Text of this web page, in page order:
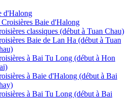
d'Halong
Croisières Baie d'Halong
classiques (début à Tuan Chau)
Baie de Lan Ha (début à Tuan
à Bai Tu Long (début à Hon
à Baie d'Halong (début à Bai
à Bai Tu Long (début à Bai